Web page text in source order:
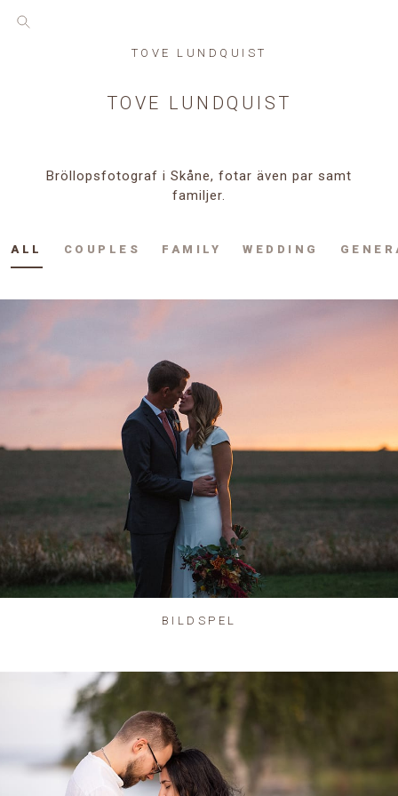
TOVE LUNDQUIST
TOVE LUNDQUIST
Bröllopsfotograf i Skåne, fotar även par samt
familjer.
ALL COUPLES FAMILY WEDDING
BILDSPEL